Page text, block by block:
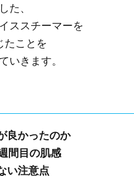
た、
ススチーマーを
たことを
いきます。
良かったのか
間目の肌感
い注意点